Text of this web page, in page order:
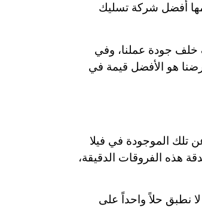
أفضل شركة تسليك
خلف جودة عملنا، وفي
هو الأفضل قيمة في
الموجودة في فيلا
هذه الفروقات الدقيقة،
نطبق حلاً واحداً على